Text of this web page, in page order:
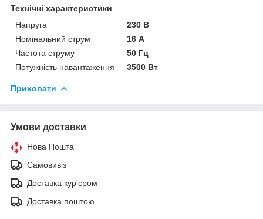
Технічні характеристики
Напруга
230 В
Номінальний струм
16 А
Частота струму
50 Гц
Потужність навантаження
3500 Вт
Приховати
Умови доставки
Нова Пошта
Самовивіз
Доставка кур'єром
Доставка поштою